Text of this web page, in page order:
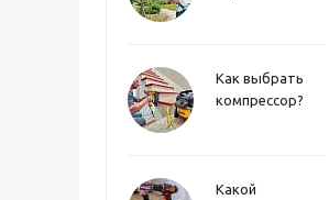
Как выбрать
компрессор?
Какой